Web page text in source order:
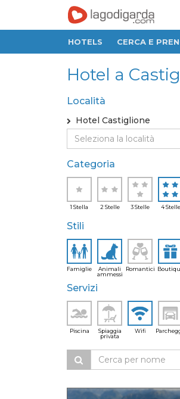
HOTELS CERCA E
Hotel a
Località
Hotel Castiglione
Categoria
1 Stella 2 Stelle 3 Stelle 4 Stelle
Stili
Famiglie
Animali
ammessi
Romantici
Servizi
Piscina
Spiaggia
privata
Wifi